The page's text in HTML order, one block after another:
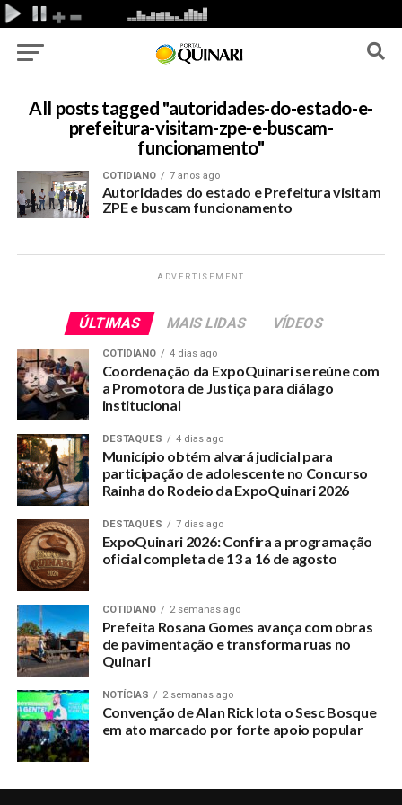
All posts tagged "autoridades-do-estado-e-
prefeitura-visitam-zpe-e-buscam-
funcionamento"
COTIDIANO 7 anos ago
Autoridades do estado e Prefeitura visitam
ZPE e buscam funcionamento
ADVERTISEMENT
ÚLTIMAS MAIS LIDAS VÍDEOS
COTIDIANO 4 dias ago
Coordenação da ExpoQuinari se reúne com
a Promotora de Justiça para diálago
institucional
DESTAQUES 4 dias ago
Município obtém alvará judicial para
participação de adolescente no Concurso
Rainha do Rodeio da ExpoQuinari 2026
DESTAQUES 7 dias ago
ExpoQuinari 2026: Confira a programação
oficial completa de 13 a 16 de agosto
COTIDIANO 2 semanas ago
Prefeita Rosana Gomes avança com obras
de pavimentação e transforma ruas no
Quinari
NOTÍCIAS 2 semanas ago
Convenção de Alan Rick lota o Sesc Bosque
em ato marcado por forte apoio popular